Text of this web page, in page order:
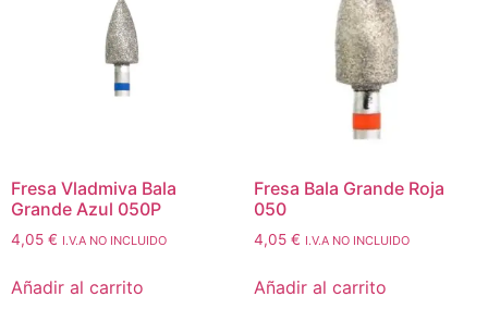
Fresa Vladmiva Bala
Grande Azul 050P
4,05 € I.V.A NO INCLUIDO
Añadir al carrito
Fresa Bala Grande Roja
050
4,05 € I.V.A NO INCLUIDO
Añadir al carrito